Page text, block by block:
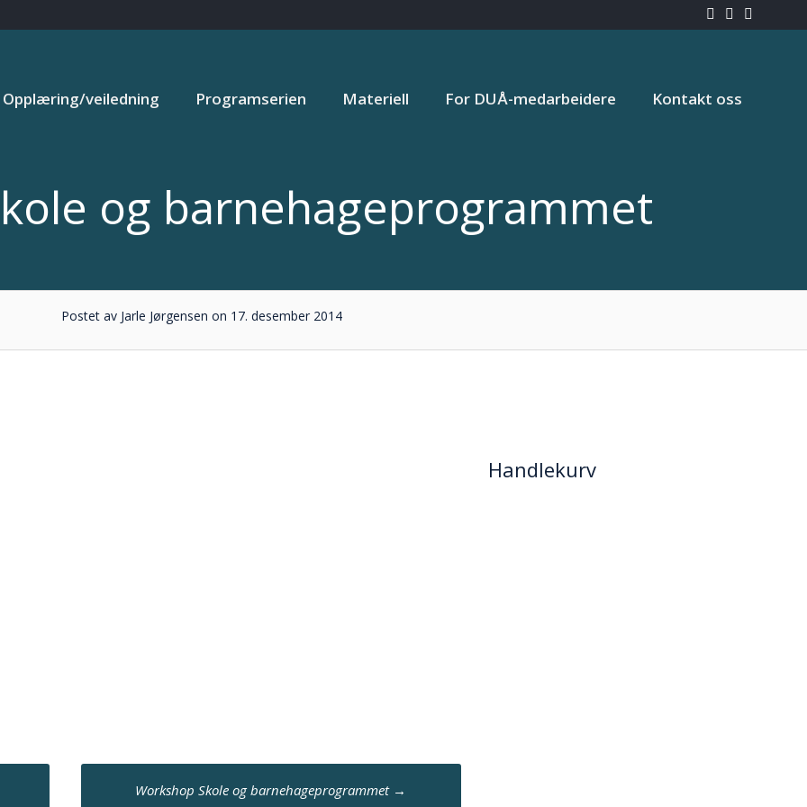
Opplæring/veiledning Programserien Materiell For DUÅ-medarbeidere Kontakt oss
og barnehageprogrammet
Postet av Jarle Jørgensen on 17. desember 2014
Workshop Skole og barnehageprogrammet →
Handlekurv